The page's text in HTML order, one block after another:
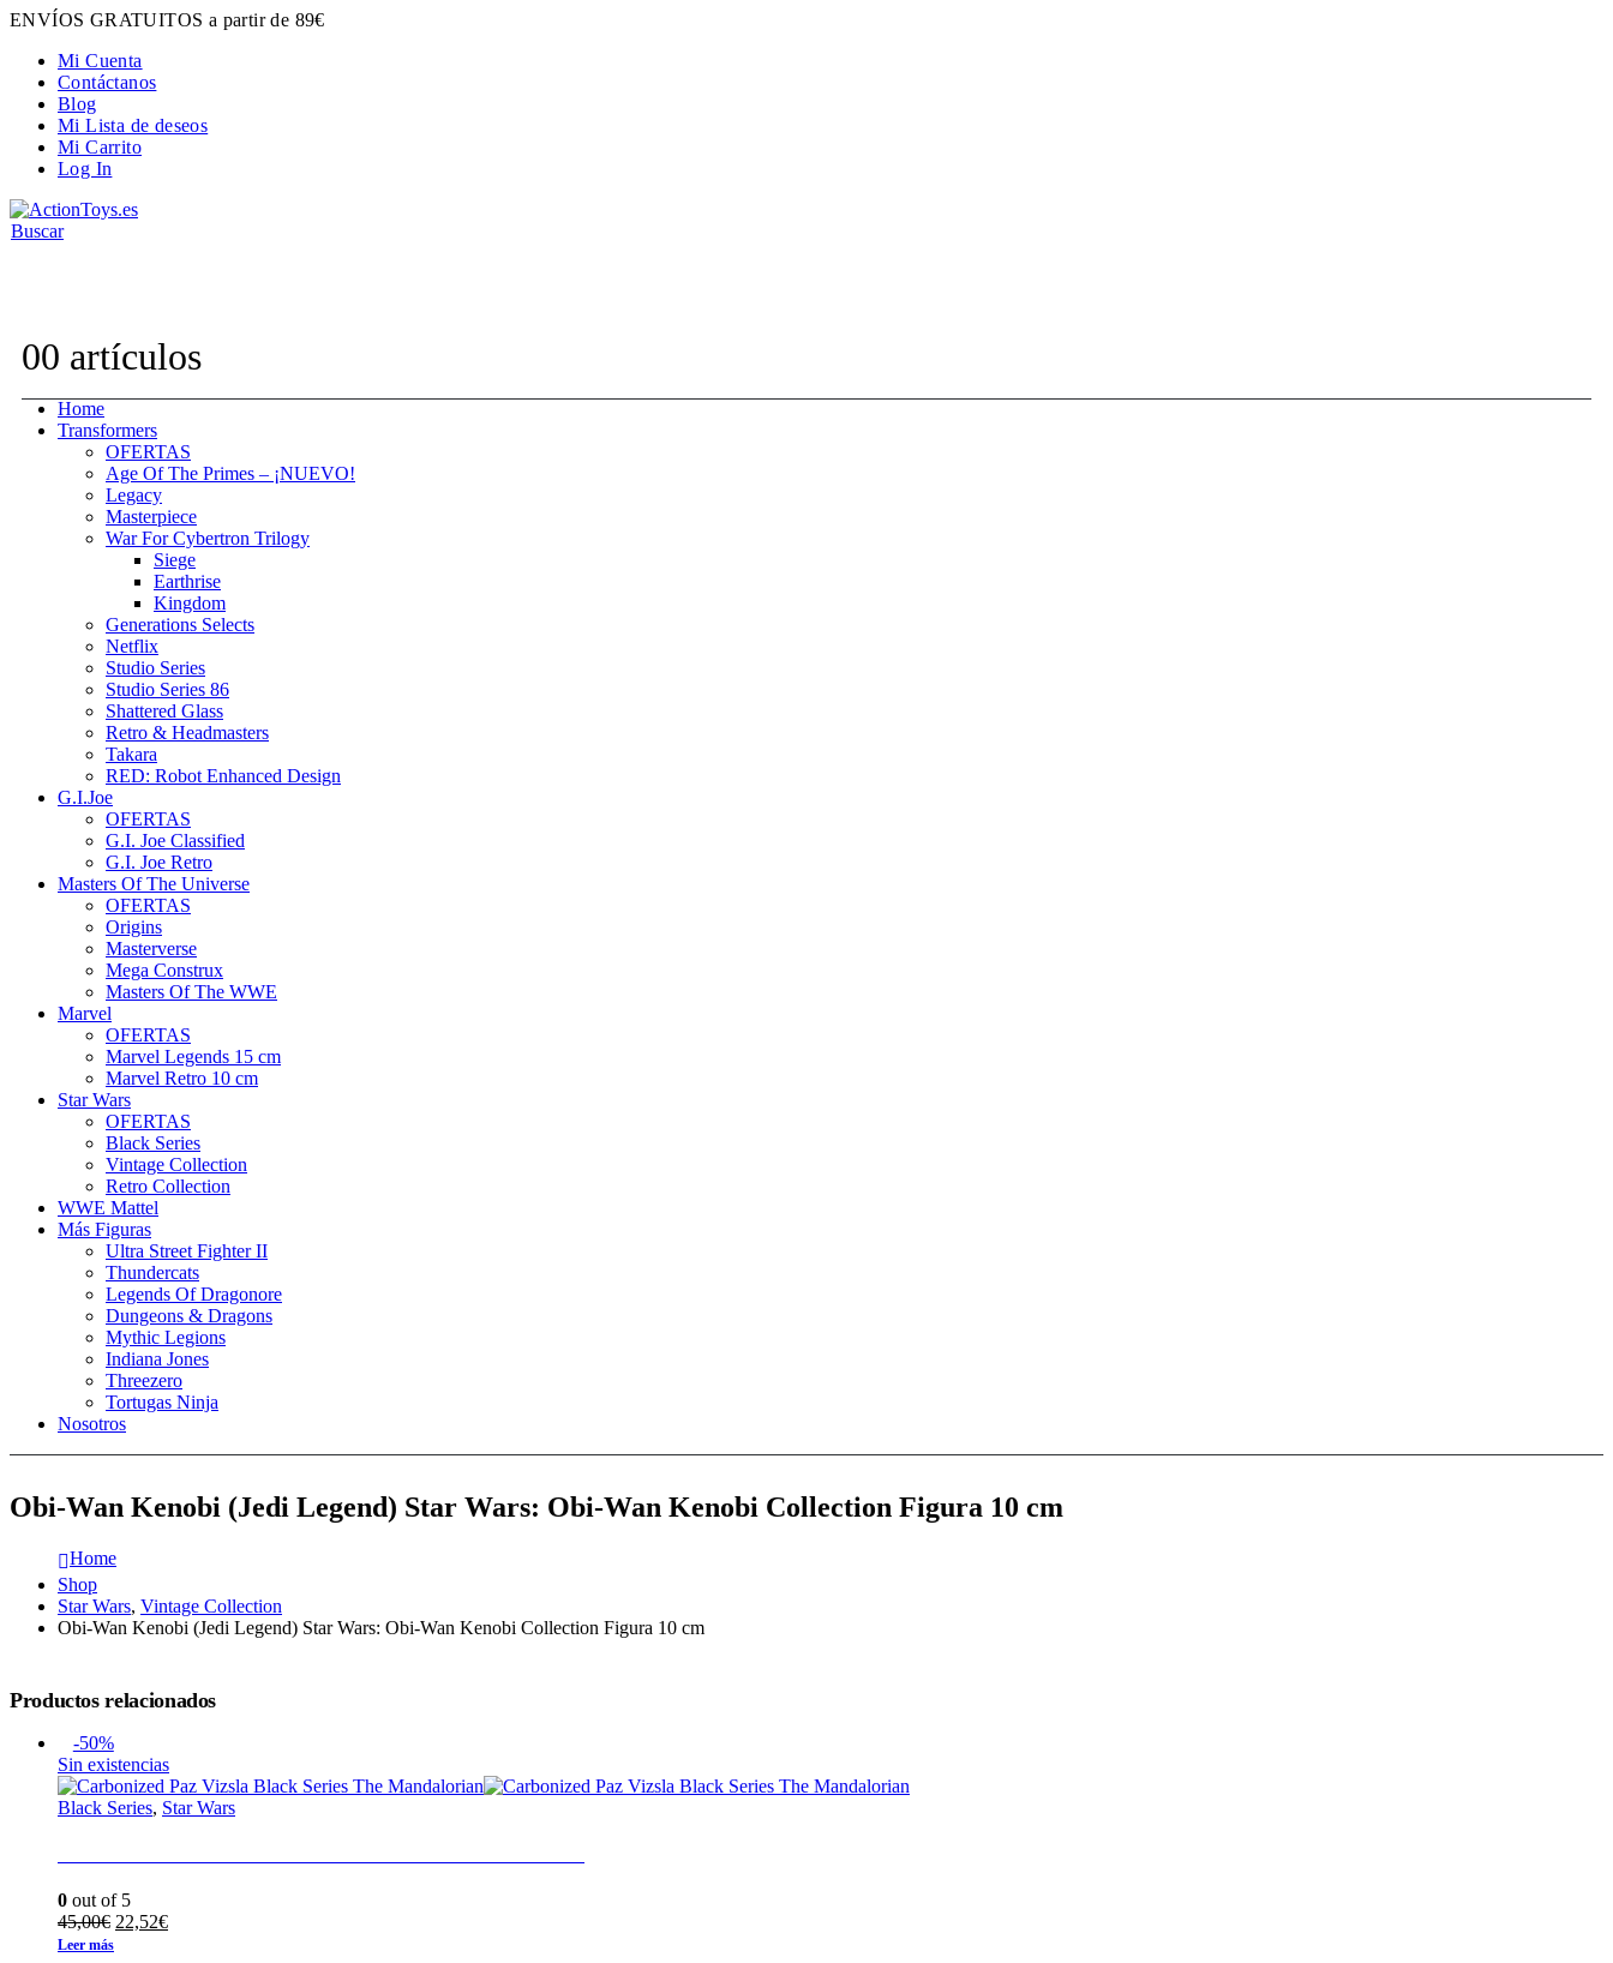
ENVÍOS GRATUITOS a partir de 89€
Mi Cuenta
Contáctanos
Blog
Mi Lista de deseos
Mi Carrito
Log In
Buscar
00 artículos
Home
Transformers
OFERTAS
Age Of The Primes – ¡NUEVO!
Legacy
Masterpiece
War For Cybertron Trilogy
Siege
Earthrise
Kingdom
Generations Selects
Netflix
Studio Series
Studio Series 86
Shattered Glass
Retro & Headmasters
Takara
RED: Robot Enhanced Design
G.I.Joe
OFERTAS
G.I. Joe Classified
G.I. Joe Retro
Masters Of The Universe
OFERTAS
Origins
Masterverse
Mega Construx
Masters Of The WWE
Marvel
OFERTAS
Marvel Legends 15 cm
Marvel Retro 10 cm
Star Wars
OFERTAS
Black Series
Vintage Collection
Retro Collection
WWE Mattel
Más Figuras
Ultra Street Fighter II
Thundercats
Legends Of Dragonore
Dungeons & Dragons
Mythic Legions
Indiana Jones
Threezero
Tortugas Ninja
Nosotros
Obi-Wan Kenobi (Jedi Legend) Star Wars: Obi-Wan Kenobi Collection Figura 10 cm
Home
Shop
Star Wars, Vintage Collection
Obi-Wan Kenobi (Jedi Legend) Star Wars: Obi-Wan Kenobi Collection Figura 10 cm
Productos relacionados
-50%
Sin existencias
Black Series, Star Wars
0 out of 5
45,00€ El
22,52€El
Leer más